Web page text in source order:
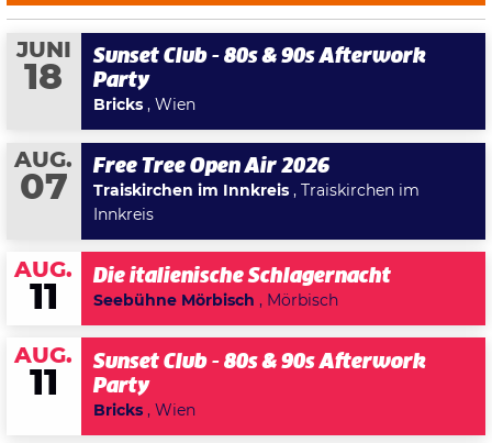
JUNI
18
Sunset Club - 80s & 90s Afterwork
Party
Bricks , Wien
AUG.
07
Free Tree Open Air 2026
Traiskirchen im Innkreis , Traiskirchen im
Innkreis
AUG.
11
Die italienische Schlagernacht
Seebühne Mörbisch , Mörbisch
AUG.
11
Sunset Club - 80s & 90s Afterwork
Party
Bricks , Wien